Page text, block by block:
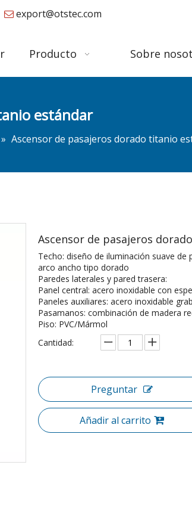
 export@otstec.com
Producto Sobre
estándar
» Ascensor de pasajeros dorado titanio
Ascensor de pasajeros
Techo: diseño de iluminación suave de
arco ancho tipo dorado
Paredes laterales y pared trasera:
Panel central: acero inoxidable con
Paneles auxiliares: acero inoxidable
Pasamanos: combinación de madera
Piso: PVC/Mármol
Cantidad:
Preguntar
Añadir al carrito